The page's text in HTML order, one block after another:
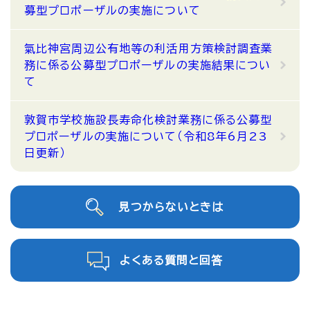
募型プロポーザルの実施について
氣比神宮周辺公有地等の利活用方策検討調査業
務に係る公募型プロポーザルの実施結果につい
て
敦賀市学校施設長寿命化検討業務に係る公募型
プロポーザルの実施について（令和8年6月23
日更新）
見つからないときは
よくある質問と回答